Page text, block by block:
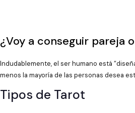
¿Voy a conseguir pareja
Indudablemente, el ser humano está
menos la mayoría de las personas desea
Tipos de Tarot